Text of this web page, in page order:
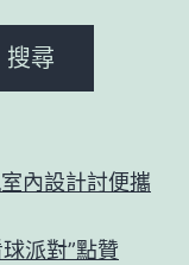
搜尋
內設計討便攜
派對”點贊